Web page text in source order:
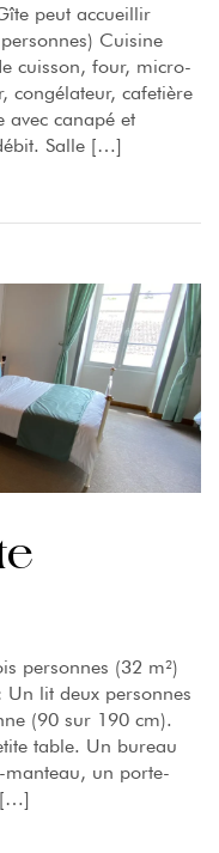
peut accueillir
Cuisine
cuisson, four, micro-
congélateur, cafetière
canapé et
Salle […]
personnes (32 m²)
Un lit deux personnes
(90 sur 190 cm).
table. Un bureau
un porte-
[…]